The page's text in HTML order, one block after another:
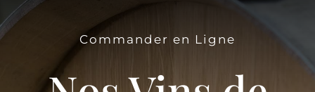
Le Domaine
Œnotourisme
Commander en Ligne